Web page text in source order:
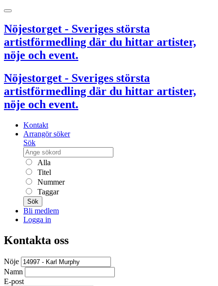
Nöjestorget - Sveriges största
artistförmedling där du hittar artister,
nöje och event.
Nöjestorget - Sveriges största
artistförmedling där du hittar artister,
nöje och event.
Kontakt
Arrangör söker
Sök
Alla
Titel
Nummer
Taggar
Sök
Bli medlem
Logga in
Kontakta oss
Nöje
Namn
E-post